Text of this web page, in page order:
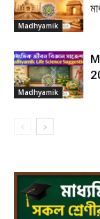
Madhyamik
Madhyamik